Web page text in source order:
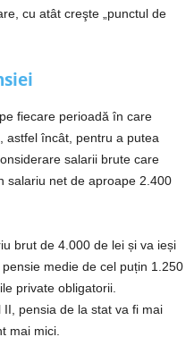
cu atât creşte „punctul de
fiecare perioadă în care
astfel încât, pentru a putea
salarii brute care
salariu net de aproape 2.400
brut de 4.000 de lei și va ieși
medie de cel puțin 1.250
private obligatorii.
pensia de la stat va fi mai
mai mici.